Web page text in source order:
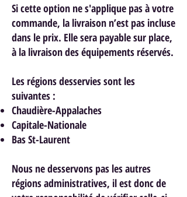
Si cette option ne s'applique pas à votre
commande, la livraison n’est pas incluse
dans le prix. Elle sera payable sur place,
à la livraison des équipements réservés.
Les régions desservies sont les
suivantes :
Chaudière-Appalaches
Capitale-Nationale
Bas St-Laurent
Nous ne desservons pas les autres
régions administratives, il est donc de